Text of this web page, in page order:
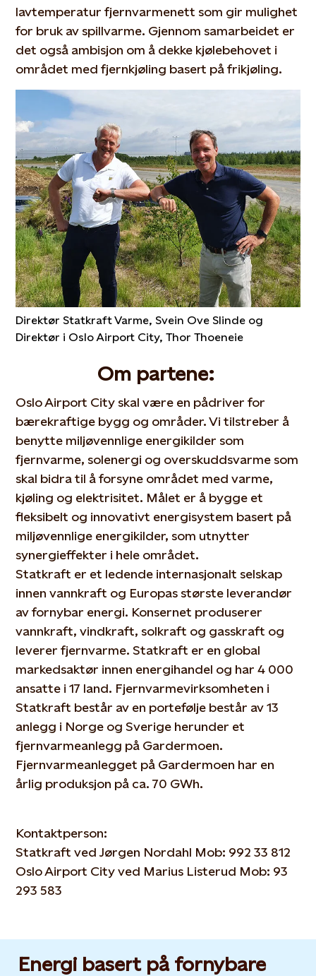
lavtemperatur fjernvarmenett som gir mulighet
for bruk av spillvarme. Gjennom samarbeidet er
det også ambisjon om å dekke kjølebehovet i
området med fjernkjøling basert på frikjøling.
Direktør Statkraft Varme, Svein Ove Slinde og
Direktør i Oslo Airport City, Thor Thoeneie
Om partene:
Oslo Airport City skal være en pådriver for
bærekraftige bygg og områder. Vi tilstreber å
benytte miljøvennlige energikilder som
fjernvarme, solenergi og overskuddsvarme som
skal bidra til å forsyne området med varme,
kjøling og elektrisitet. Målet er å bygge et
fleksibelt og innovativt energisystem basert på
miljøvennlige energikilder, som utnytter
synergieffekter i hele området.
Statkraft er et ledende internasjonalt selskap
innen vannkraft og Europas største leverandør
av fornybar energi. Konsernet produserer
vannkraft, vindkraft, solkraft og gasskraft og
leverer fjernvarme. Statkraft er en global
markedsaktør innen energihandel og har 4 000
ansatte i 17 land. Fjernvarmevirksomheten i
Statkraft består av en portefølje består av 13
anlegg i Norge og Sverige herunder et
fjernvarmeanlegg på Gardermoen.
Fjernvarmeanlegget på Gardermoen har en
årlig produksjon på ca. 70 GWh.
Kontaktperson:
Statkraft ved Jørgen Nordahl Mob: 992 33 812
Oslo Airport City ved Marius Listerud Mob: 93
293 583
Energi basert på fornybare